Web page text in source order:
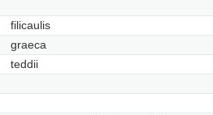
filicaulis
graeca
teddii